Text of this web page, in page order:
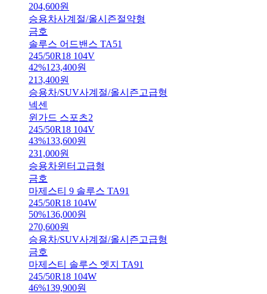
204,600원
승용차사계절/올시즌절약형
금호
솔루스 어드밴스 TA51
245/50R18 104V
42%123,400원
213,400원
승용차/SUV사계절/올시즌고급형
넥센
윈가드 스포츠2
245/50R18 104V
43%133,600원
231,000원
승용차윈터 고급형
금호
마제스티 9 솔루스 TA91
245/50R18 104W
50%136,000원
270,600원
승용차/SUV사계절/올시즌고급형
금호
마제스티 솔루스 엣지 TA91
245/50R18 104W
46%139,900원